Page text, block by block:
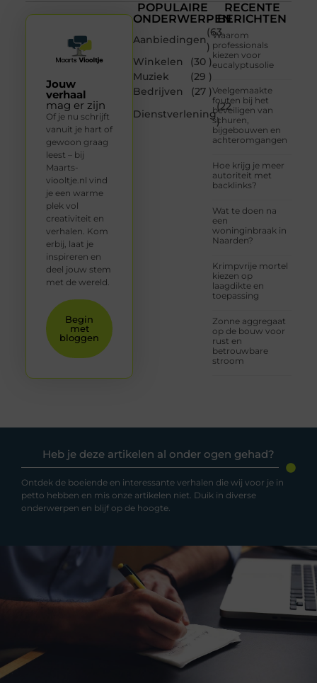
POPULAIRE
ONDERWERPEN
Aanbiedingen
(63
)
Winkelen
(30 )
Muziek
(29 )
Bedrijven
(27 )
Dienstverlening
(22
)
RECENTE
BERICHTEN
Waarom
professionals
kiezen voor
eucalyptusolie
Veelgemaakte
fouten bij het
beveiligen van
schuren,
bijgebouwen en
achteromgangen
Hoe krijg je meer
autoriteit met
backlinks?
Wat te doen na
een
woninginbraak in
Naarden?
Krimpvrije mortel
kiezen op
laagdikte en
toepassing
Zonne aggregaat
op de bouw voor
rust en
betrouwbare
stroom
Jouw
verhaal
mag er zijn
Of je nu schrijft
vanuit je hart of
gewoon graag
leest – bij
Maarts-
viooltje.nl vind
je een warme
plek vol
creativiteit en
verhalen. Kom
erbij, laat je
inspireren en
deel jouw stem
met de wereld.
Begin
met
bloggen
Heb je deze artikelen al onder ogen gehad?
Ontdek de boeiende en interessante verhalen die wij voor je in
petto hebben en mis onze artikelen niet. Duik in diverse
onderwerpen en blijf op de hoogte.